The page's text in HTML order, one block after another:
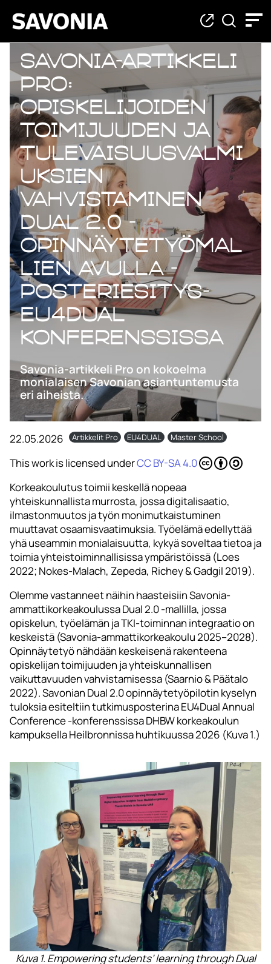
Savonia-artikkeli
Pro:
Opiskelijoiden
toimijuuden ja
tulevaisuusvalmi
uksien
vahvistaminen
DUAL 2.0 -
opinnäytetyömal
lien avulla -
Posteriesitys-
EU4Dual
konferenssissa
Savonia-artikkeli Pro on kokoelma
monialaisen Savonian asiantuntemusta
eri aiheista.
22.05.2026 Artikkelit Pro EU4DUAL Master School
This work is licensed underCC BY-SA 4.0
Korkeakoulutus toimii keskellä nopeaa
yhteiskunnallista murrosta, jossa digitalisaatio,
ilmastonmuutos ja työn monimutkaistuminen
muuttavat osaamisvaatimuksia. Työelämä edellyttää
yhä useammin monialaisuutta, kykyä soveltaa tietoa ja
toimia yhteistoiminnallisissa ympäristöissä (Loes
2022; Nokes-Malach, Zepeda, Richey & Gadgil 2019).
Olemme vastanneet näihin haasteisiin Savonia-
ammattikorkeakoulussa Dual 2.0 -mallilla, jossa
opiskelun, työelämän ja TKI-toiminnan integraatio on
keskeistä (Savonia-ammattikorkeakoulu 2025–2028).
Opinnäytetyö nähdään keskeisenä rakenteena
opiskelijan toimijuuden ja yhteiskunnallisen
vaikuttavuuden vahvistamisessa (Saarnio & Päätalo
2022). Savonian Dual 2.0 opinnäytetyöpilotin kyselyn
tuloksia esiteltiin tutkimusposterina EU4Dual Annual
Conference -konferenssissa DHBW korkeakoulun
kampuksella Heilbronnissa huhtikuussa 2026 (Kuva 1.)
Kuva 1. Empowering students’ learning through Dual